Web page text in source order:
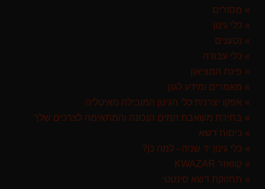
499.00 ₪
589.00 ₪
119.00 ₪
מסורים
כלי גינון
נטענים
כלי עבודה
פינת המציאון
מאמרים ומידע לגנן
אפקו יצרנית כלי הגינון המובילה מאיטליה
בחירת משאבת המים הנכונה והמתאימה לצרכים שלך
כיסוח דשא
כלי גינון יד שניה - למה כן?
קוואזר KWAZAR
תחזוקת דשא סינטטי